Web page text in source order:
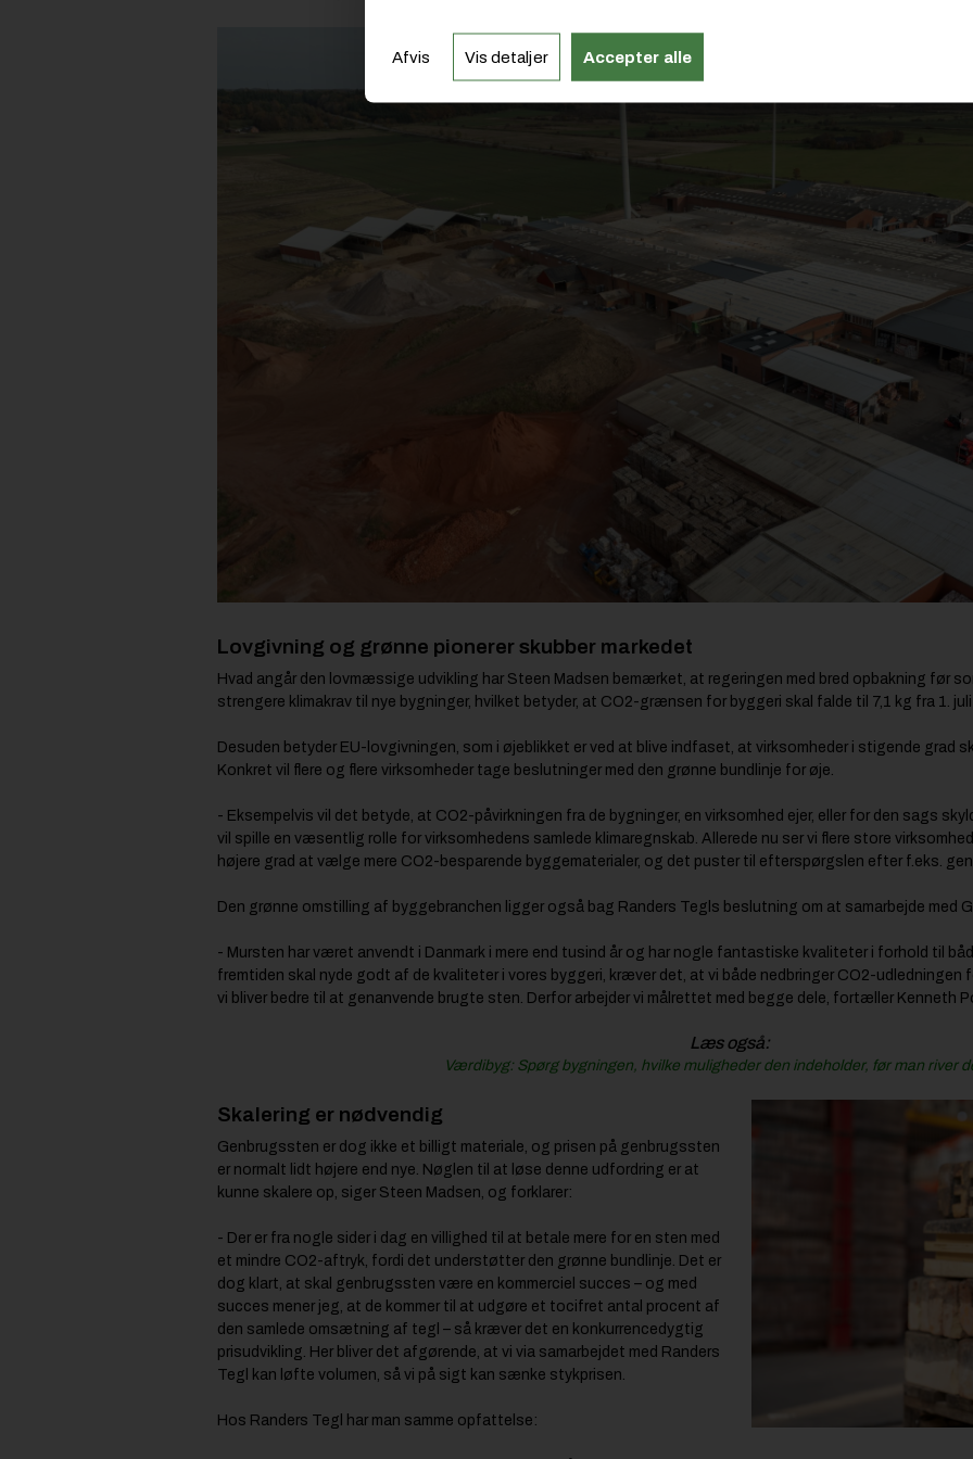
Lovgivning og grønne pionerer skubber markedet
Hvad angår den lovmæssige udvikling har Steen Madsen bemærket, at regeringen med bred opbakning før
strengere klimakrav til nye bygninger, hvilket betyder, at CO2-grænsen for byggeri skal falde til 7,1 kg fra 1.
Desuden betyder EU-lovgivningen, som i øjeblikket er ved at blive indfaset, at virksomheder i stigende grad
Konkret vil flere og flere virksomheder tage beslutninger med den grønne bundlinje for øje.
- Eksempelvis vil det betyde, at CO2-påvirkningen fra de bygninger, en virksomhed ejer, eller for den sags
vil spille en væsentlig rolle for virksomhedens samlede klimaregnskab. Allerede nu ser vi flere store
højere grad at vælge mere CO2-besparende byggematerialer, og det puster til efterspørgslen efter f.eks.
Den grønne omstilling af byggebranchen ligger også bag Randers Tegls beslutning om at samarbejde med
- Mursten har været anvendt i Danmark i mere end tusind år og har nogle fantastiske kvaliteter i forhold til
fremtiden skal nyde godt af de kvaliteter i vores byggeri, kræver det, at vi både nedbringer CO2-
vi bliver bedre til at genanvende brugte sten. Derfor arbejder vi målrettet med begge dele, fortæller Kenneth
Læs også:
Værdibyg: Spørg bygningen, hvilke muligheder den indeholder, før man river
Skalering er nødvendig
Genbrugssten er dog ikke et billigt materiale, og prisen på genbrugssten
er normalt lidt højere end nye. Nøglen til at løse denne udfordring er at
kunne skalere op, siger Steen Madsen, og forklarer:
- Der er fra nogle sider i dag en villighed til at betale mere for en sten med
et mindre CO2-aftryk, fordi det understøtter den grønne bundlinje. Det er
dog klart, at skal genbrugssten være en kommerciel succes – og med
succes mener jeg, at de kommer til at udgøre et tocifret antal procent af
den samlede omsætning af tegl – så kræver det en konkurrencedygtig
prisudvikling. Her bliver det afgørende, at vi via samarbejdet med Randers
Tegl kan løfte volumen, så vi på sigt kan sænke stykprisen.
Hos Randers Tegl har man samme opfattelse:
Afvis Vis detaljer Accepter alle